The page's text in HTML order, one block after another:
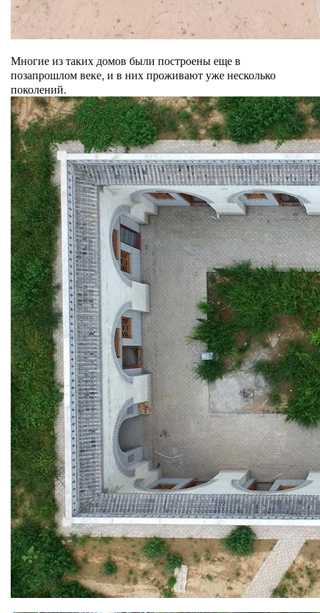
Многие из таких домов были построены еще в
позапрошлом веке, и в них проживают уже несколько
поколений.